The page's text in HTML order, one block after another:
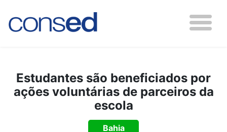
Estudantes são beneficiados por
ações voluntárias de parceiros da
escola
Bahia